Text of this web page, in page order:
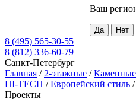
Ваш
8 (495) 565-30-55
8 (812) 336-60-79
Санкт-Петербург
Главная / 2-этажные /
HI-TECH /Европейский стиль /
Проекты